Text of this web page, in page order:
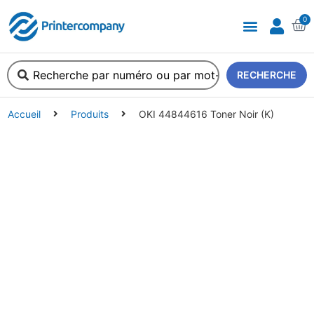
0
RECHERCHE
Accueil Produits OKI 44844616 Toner Noir (K)